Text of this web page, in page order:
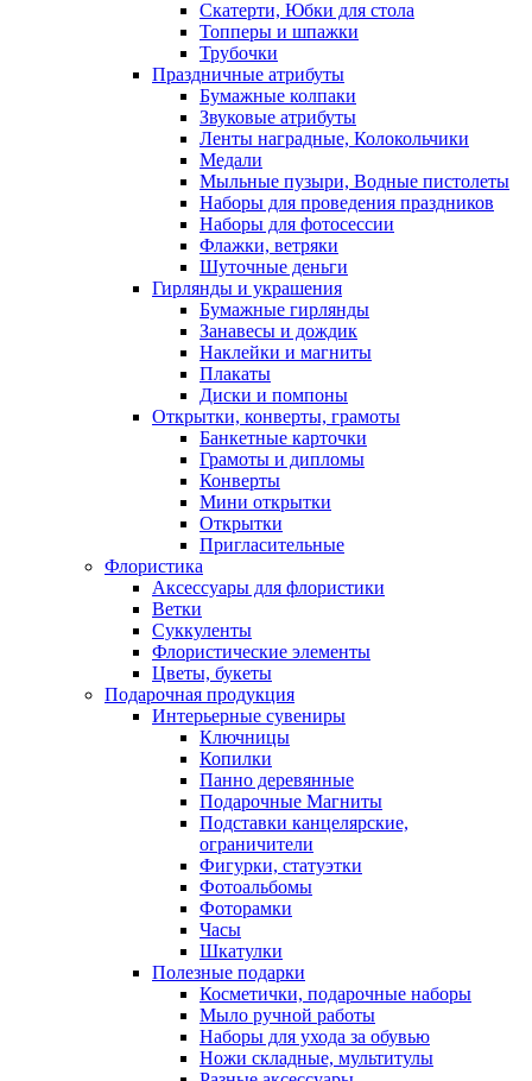
Скатерти, Юбки для стола
Топперы и шпажки
Трубочки
Праздничные атрибуты
Бумажные колпаки
Звуковые атрибуты
Ленты наградные, Колокольчики
Медали
Мыльные пузыри, Водные пистолеты
Наборы для проведения праздников
Наборы для фотосессии
Флажки, ветряки
Шуточные деньги
Гирлянды и украшения
Бумажные гирлянды
Занавесы и дождик
Наклейки и магниты
Плакаты
Диски и помпоны
Открытки, конверты, грамоты
Банкетные карточки
Грамоты и дипломы
Конверты
Мини открытки
Открытки
Пригласительные
Флористика
Аксессуары для флористики
Ветки
Суккуленты
Флористические элементы
Цветы, букеты
Подарочная продукция
Интерьерные сувениры
Ключницы
Копилки
Панно деревянные
Подарочные Магниты
Подставки канцелярские,
ограничители
Фигурки, статуэтки
Фотоальбомы
Фоторамки
Часы
Шкатулки
Полезные подарки
Косметички, подарочные наборы
Мыло ручной работы
Наборы для ухода за обувью
Ножи складные, мультитулы